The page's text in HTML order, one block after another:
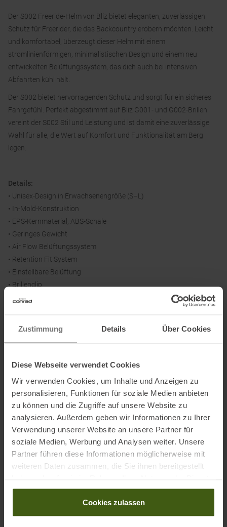
Zustimmung Details Über Cookies
Diese Webseite verwendet Cookies
Wir verwenden Cookies, um Inhalte und Anzeigen zu
personalisieren, Funktionen für soziale Medien anbieten
zu können und die Zugriffe auf unsere Website zu
analysieren. Außerdem geben wir Informationen zu Ihrer
Verwendung unserer Website an unsere Partner für
soziale Medien, Werbung und Analysen weiter. Unsere
Partner führen diese Informationen möglicherweise mit
weiteren Daten zusammen, die Sie ihnen bereitgestellt
gesammelt haben.
Cookies zulassen
Der S002 Freeride-Helm von Bliz bietet eleganten, zuverlässigen
Schutz für Freerider, die das Backcountry erobern möchten. Leicht
und komfortabel, überzeugt dieser Helm mit einem
stromlinienförmigen, minimalistischen Design und einem neu
entwickelten Belüftungssystem, das dich auch bei intensiven
Abfahrten kühl hält.
Der S002 bietet hervorragenden Schutz und sorgt für ein sicheres
Fahrgefühl. Perfekt abgestimmt auf Bliz G001- und G002-Brillen
vereint der S002 Stil und Leistung und ist damit eine zuverlässige
Wahl für alle, die Wert auf Komfort und Funktionalität am Berg
legen.
Details:
• Unisex-Design in Erwachsenengröße (S–L)
• In-Mold-Konstruktion
• EPS-Kernmaterial, ABS-Schale
• Geringes Gewicht
• Air Flow Belüftungssystem
• Retention Fit System
• Einstellbare Belüftung
• Brillenclip
• CPS – Komfort-Polstersystem
M = 55 - 59 cm
L = 59 - 61 cm
Informationen zu EU Verordnung GPSR
Name des Herstellers:Luxottica Germany GmbH
Postanschrift des Herstellers: Werner-von-Siemens-Ring 14,
supportgermany@oakley.com